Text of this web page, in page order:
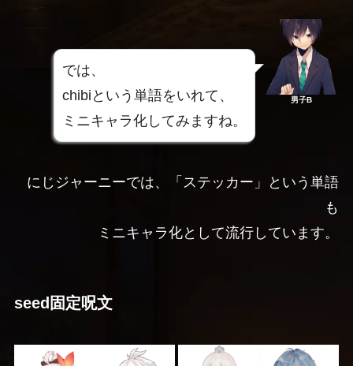
では、
chibiという単語をいれて、
ミニキャラ化してみますね。
男子B
にじジャーニーでは、「ステッカー」という単語
も
ミニキャラ化として流行しています。
seed固定呪文